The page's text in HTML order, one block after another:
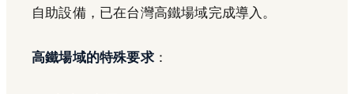
自助設備，已在台灣高鐵場域完成導入。
高鐵場域的特殊要求：